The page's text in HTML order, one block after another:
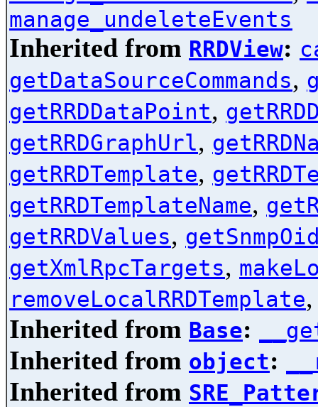
manage_undeleteEvents
Inherited from RRDView:
getDataSourceCommands,
getRRDDataPoint,
getRRDGraphUrl,
getRRDTemplate,
getRRDTemplateName,
getRRDValues,
getXmlRpcTargets,
removeLocalRRDTemplate
Inherited from Base:
Inherited from object:
Inherited from